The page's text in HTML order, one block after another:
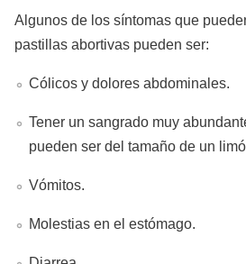
Algunos de los síntomas que
pastillas abortivas pueden ser:
Cólicos y dolores abdominales.
Tener un sangrado muy
pueden ser del tamaño de un
Vómitos.
Molestias en el estómago.